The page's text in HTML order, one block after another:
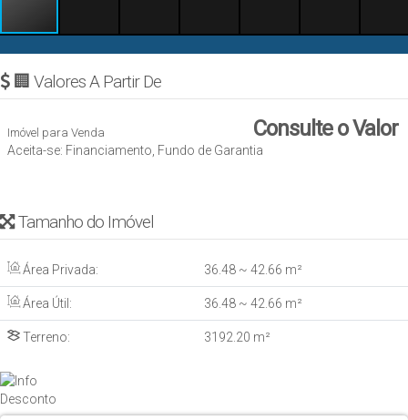
🏢 Valores A Partir De
Consulte o Valor
Imóvel para Venda
Aceita-se: Financiamento, Fundo de Garantia
Tamanho do Imóvel
Área Privada: 36.48 ~ 42.66 m²
Área Útil: 36.48 ~ 42.66 m²
Terreno: 3192.20 m²